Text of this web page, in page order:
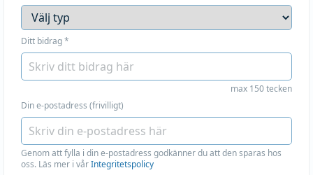
Ditt bidrag*
max 150 tecken
Din e-postadress (frivilligt)
Genom att fylla i din e-postadress godkänner du att den sparas hos
oss. Läs mer i vårIntegritetspolicy